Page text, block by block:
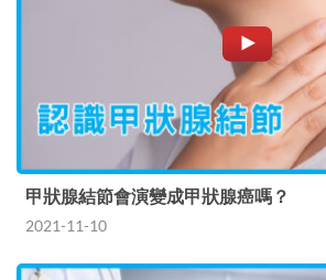
甲狀腺結節會演變成甲狀腺癌嗎？
2021-11-10